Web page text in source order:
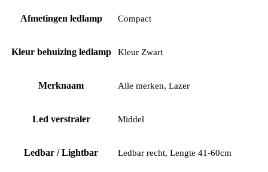
Afmetingen ledlamp Compact
Kleur behuizing ledlamp Kleur Zwart
Merknaam Alle merken, Lazer
Led verstraler Middel
Ledbar / Lightbar Ledbar recht, Lengte 41-60cm